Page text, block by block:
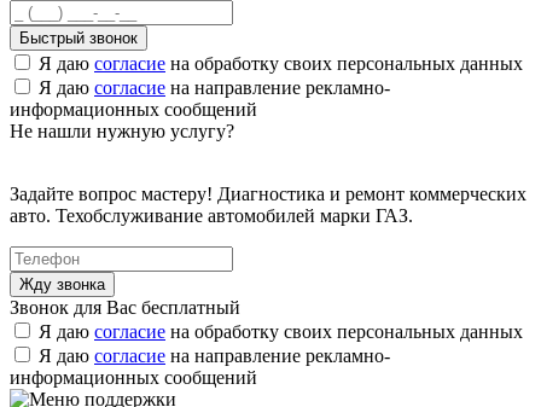
Быстрый звонок
Я даю согласие на обработку своих персональных данных
Я даю согласие на направление рекламно-
информационных сообщений
Не нашли нужную услугу?
Задайте вопрос мастеру! Диагностика и ремонт коммерческих
авто. Техобслуживание автомобилей марки ГАЗ.
Звонок для Вас бесплатный
Я даю согласие на обработку своих персональных данных
Я даю согласие на направление рекламно-
информационных сообщений